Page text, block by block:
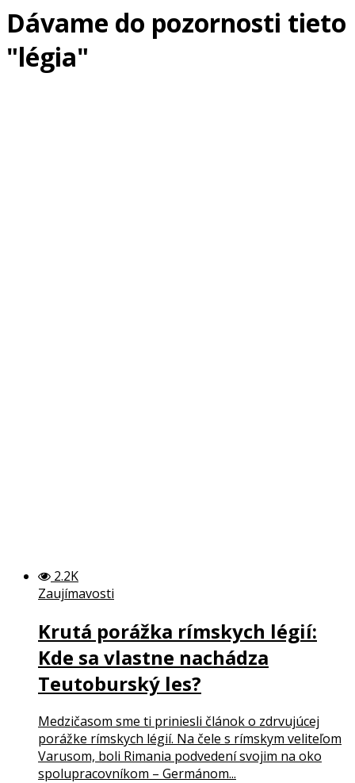
Dávame do pozornosti tieto
"légia"
2.2K
Zaujímavosti
Krutá porážka rímskych légií:
Kde sa vlastne nachádza
Teutoburský les?
Medzičasom sme ti priniesli článok o zdrvujúcej
porážke rímskych légií. Na čele s rímskym veliteľom
Varusom, boli Rimania podvedení svojim na oko
spolupracovníkom – Germánom...